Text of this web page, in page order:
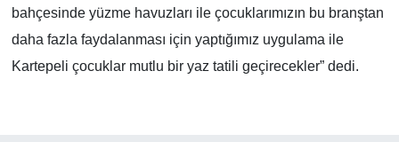
bahçesinde yüzme havuzları ile çocuklarımızın bu branştan
daha fazla faydalanması için yaptığımız uygulama ile
Kartepeli çocuklar mutlu bir yaz tatili geçirecekler” dedi.